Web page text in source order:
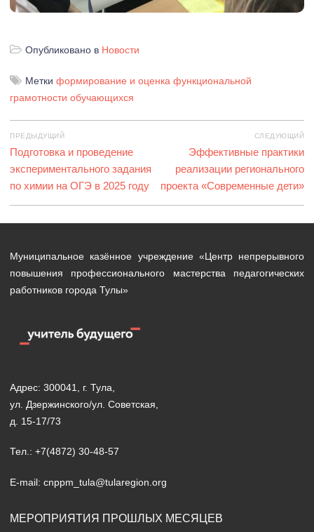
Опубликовано в Новости
Метки формирование и оценка функциональной
грамотности обучающихся
Навигация
по
записям
ПРЕДЫДУЩИЙ
Предыдущая
запись:
Подготовка и проведение
экспериментального задания
по химии на ОГЭ в 2025 году
СЛЕДУЮЩИЙ
Следующая
запись:
Эффективные практики
реализации регионального
проекта «Современные дети»
Муниципальное казённое учреждение «Центр непрерывного
повышения профессионального мастерства педагогических
работников города Тулы»
Адрес: 300041, г. Тула,
ул. Дзержинского/ул. Советская,
д. 15-17/73
Тел.: +7(4872) 30-48-57
E-mail: cnppm_tula@tularegion.org
МЕРОПРИЯТИЯ ПРОШЛЫХ МЕСЯЦЕВ